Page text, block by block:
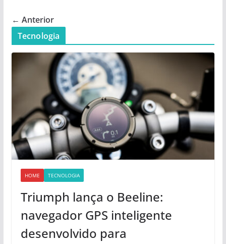
← Anterior
Tecnologia
HOME TECNOLOGIA
Triumph lança o Beeline:
navegador GPS inteligente
desenvolvido para